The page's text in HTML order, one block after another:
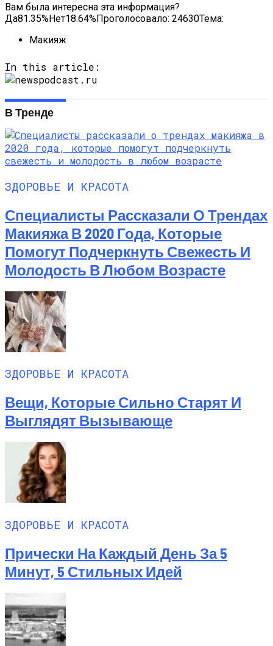
Вам была интересна эта информация?
Да81.35%Нет18.64%Проголосовало: 24630Тема:
Макияж
In this article:
В Тренде
ЗДОРОВЬЕ И КРАСОТА
Специалисты Рассказали О Трендах
Макияжа В 2020 Года, Которые
Помогут Подчеркнуть Свежесть И
Молодость В Любом Возрасте
ЗДОРОВЬЕ И КРАСОТА
Вещи, Которые Сильно Старят И
Выглядят Вызывающе
ЗДОРОВЬЕ И КРАСОТА
Прически На Каждый День За 5
Минут, 5 Стильных Идей